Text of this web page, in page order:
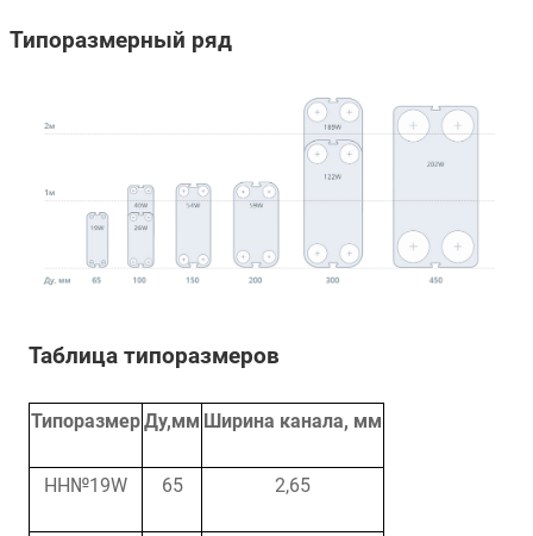
Типоразмерный ряд
Таблица типоразмеров
ТипоразмерДу,мм Ширина канала, мм
НН№19W 65 2,65